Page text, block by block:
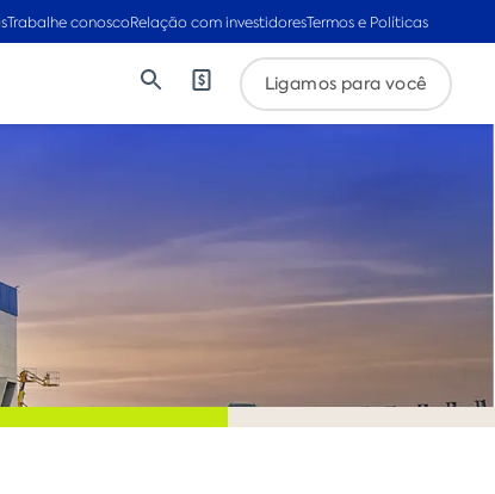
Trabalhe conoscoRelação com investidoresTermos e Políticas
Ligamos para você